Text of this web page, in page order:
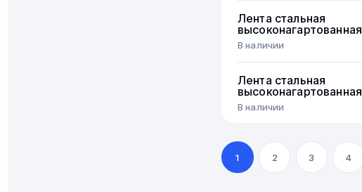
Лента стальная
высоконагартованная
В наличии
Лента стальная
высоконагартованная
В наличии
1 2 3 4